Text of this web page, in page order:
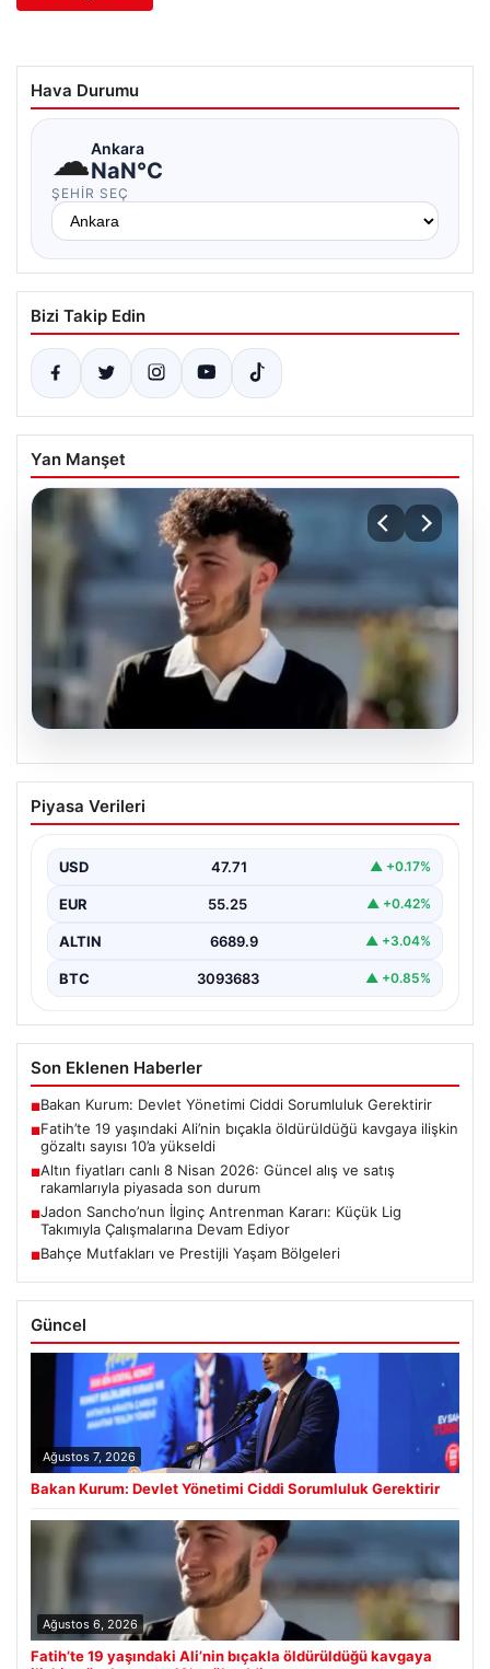
Hava Durumu
☁Ankara
NaN°C
ŞEHIR SEÇ
Bizi Takip Edin
Yan Manşet
Fatih’te 19 yaşındaki Ali’nin bıçakla
öldürüldüğü kavgaya ilişkin gözaltı
Piyasa Verileri
USD 47.71 ▲ +0.17%
EUR 55.25 ▲ +0.42%
ALTIN 6689.9 ▲ +3.04%
BTC 3093683 ▲ +0.85%
Son Eklenen Haberler
■Bakan Kurum: Devlet Yönetimi Ciddi Sorumluluk Gerektirir
■Fatih’te 19 yaşındaki Ali’nin bıçakla öldürüldüğü kavgaya ilişkin
gözaltı sayısı 10’a yükseldi
■Altın fiyatları canlı 8 Nisan 2026: Güncel alış ve satış
rakamlarıyla piyasada son durum
■Jadon Sancho’nun İlginç Antrenman Kararı: Küçük Lig
Takımıyla Çalışmalarına Devam Ediyor
■Bahçe Mutfakları ve Prestijli Yaşam Bölgeleri
Güncel
Ağustos 7, 2026
Bakan Kurum: Devlet Yönetimi Ciddi Sorumluluk Gerektirir
Ağustos 6, 2026
Fatih’te 19 yaşındaki Ali’nin bıçakla öldürüldüğü kavgaya